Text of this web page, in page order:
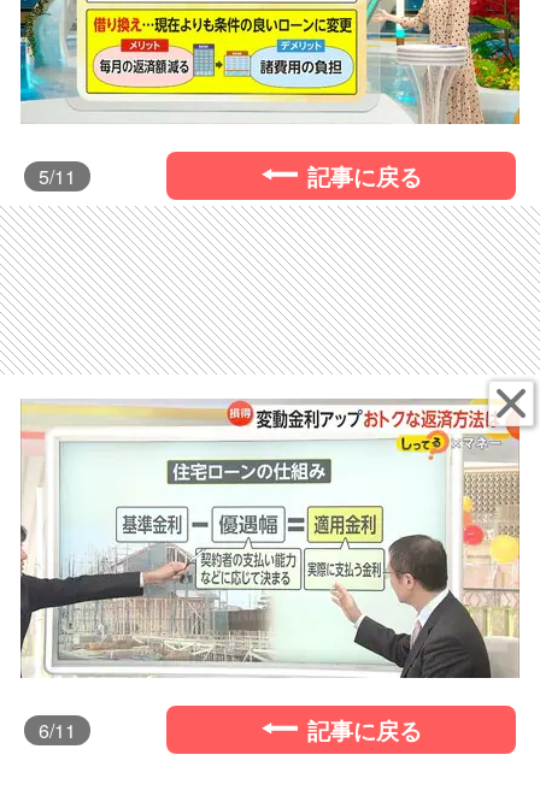
5/11 記事に戻る
6/11 記事に戻る